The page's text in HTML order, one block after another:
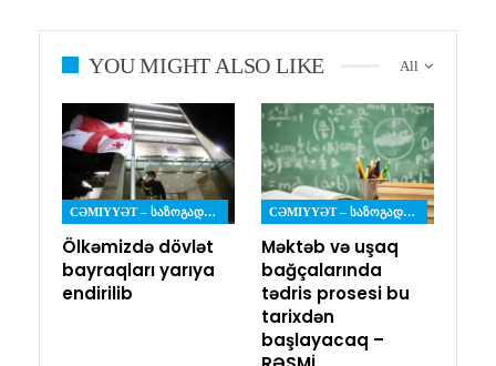
All
YOU MIGHT ALSO LIKE
CƏMIYYƏT – ᲡᲐᲖᲝᲒᲐᲓᲝᲔᲑᲐ
Ölkəmizdə dövlət
bayraqları yarıya
endirilib
CƏMIYYƏT – ᲡᲐᲖᲝᲒᲐᲓᲝᲔᲑᲐ
Məktəb və uşaq
bağçalarında
tədris prosesi bu
tarixdən
başlayacaq –